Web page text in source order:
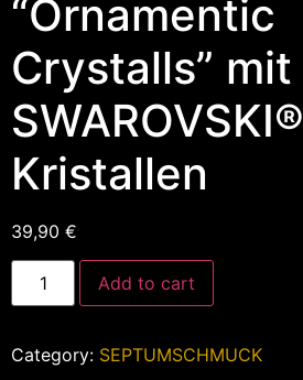
“Ornamentic
Crystalls” mit
SWAROVSKI®
Kristallen
39,90 €
Add to cart
Category: SEPTUMSCHMUCK